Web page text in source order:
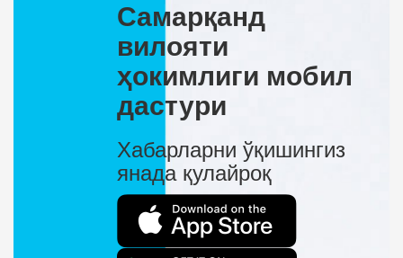
Самарқанд
вилояти
ҳокимлиги мобил
дастури
Хабарларни ўқишингиз
янада қулайроқ